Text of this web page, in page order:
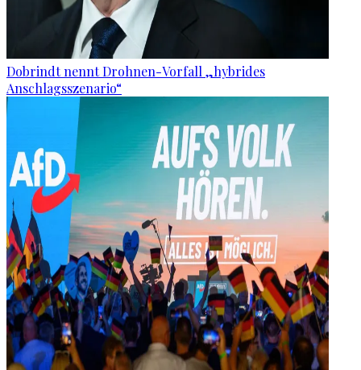
Dobrindt nennt Drohnen-Vorfall „hybrides
Anschlagsszenario“